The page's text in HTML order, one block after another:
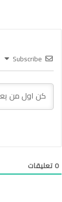
Subscribe
0تعليقات